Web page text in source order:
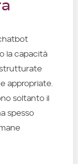
la capacità
strutturate
appropriate.
soltanto il
spesso